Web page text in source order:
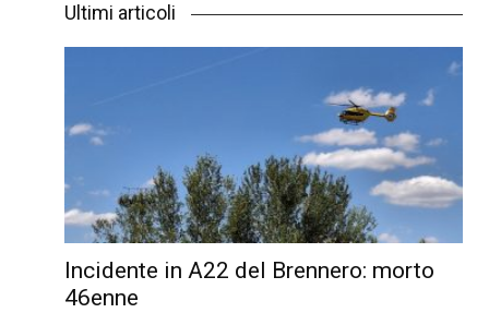
Ultimi articoli
Incidente in A22 del Brennero: morto
46enne